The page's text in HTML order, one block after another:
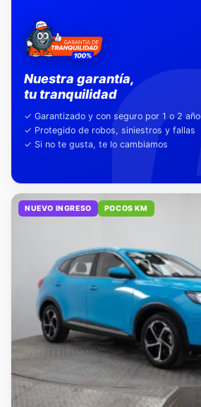
Nuestra garantía,
✓ Garantizado y con seguro por 1 o 2 años
✓ Protegido de robos, siniestros y fallas